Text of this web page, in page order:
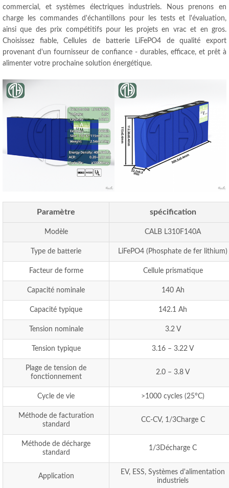
commercial, et systèmes électriques industriels. Nous prenons en
charge les commandes d'échantillons pour les tests et l'évaluation,
ainsi que des prix compétitifs pour les projets en vrac et en gros.
Choisissez fiable, Cellules de batterie LiFePO4 de qualité export
provenant d'un fournisseur de confiance - durables, efficace, et prêt à
alimenter votre prochaine solution énergétique.
Paramètre spécification
Modèle CALB L310F140A
Type de batterie LiFePO4 (Phosphate de fer lithium)
Facteur de forme Cellule prismatique
Capacité nominale 140 Ah
Capacité typique 142.1 Ah
Tension nominale 3.2 V
Tension typique 3.16 – 3.22 V
Plage de tension de
fonctionnement
2.0 – 3.8 V
Cycle de vie >1000 cycles (25°C)
Méthode de facturation
standard
CC-CV, 1/3Charge C
Méthode de décharge
standard
1/3Décharge C
Application
EV, ESS, Systèmes d'alimentation
industriels